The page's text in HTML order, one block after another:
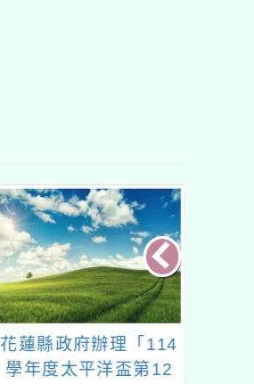
花蓮縣政府辦理「114
學年度太平洋盃第12